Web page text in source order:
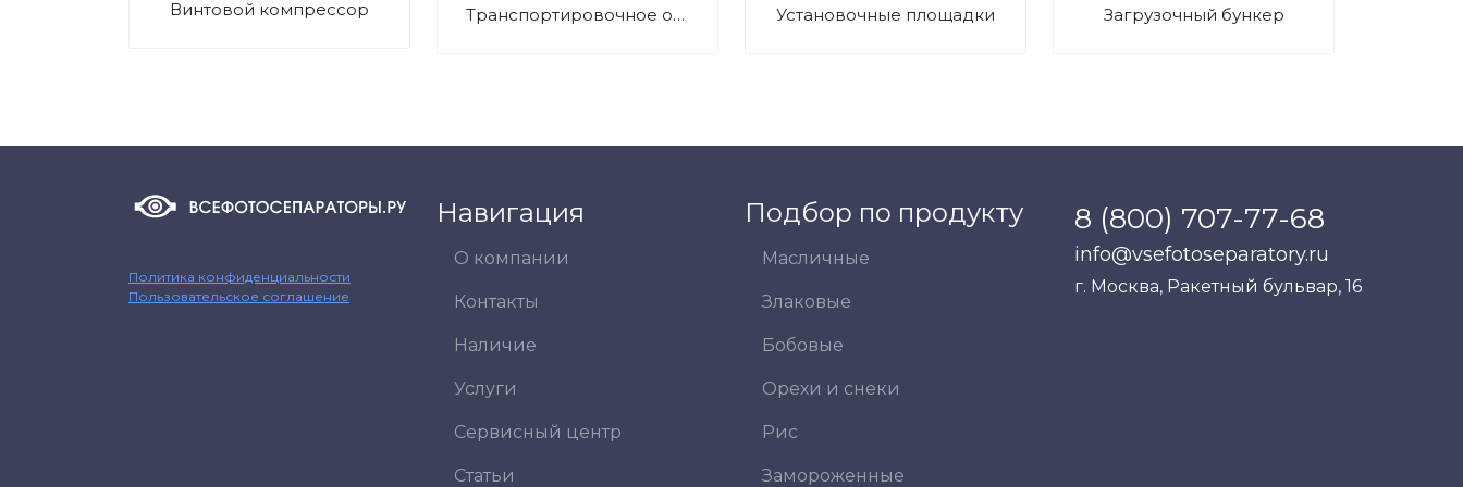
Винтовой компрессор Транспортировочное оборудование Установочные площадки Загрузочный бункер
Навигация
О компании
Контакты
Наличие
Услуги
Сервисный центр
Статьи
Подбор по продукту
Масличные
Злаковые
Бобовые
Орехи и снеки
Рис
Замороженные
8 (800) 707-77-68
info@vsefotoseparatory.ru
г. Москва, Ракетный бульвар, 16
Политика конфиденциальности
Пользовательское соглашение